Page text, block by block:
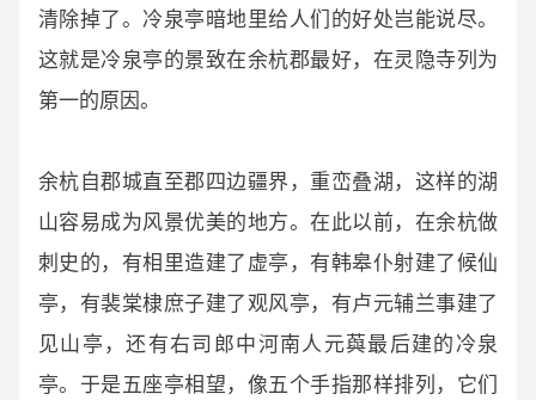
清除掉了。冷泉亭暗地里给人们的好处岂能说尽。
这就是冷泉亭的景致在余杭郡最好，在灵隐寺列为
第一的原因。
余杭自郡城直至郡四边疆界，重峦叠湖，这样的湖
山容易成为风景优美的地方。在此以前，在余杭做
刺史的，有相里造建了虚亭，有韩皋仆射建了候仙
亭，有裴棠棣庶子建了观风亭，有卢元辅兰事建了
见山亭，还有右司郎中河南人元藇最后建的冷泉
亭。于是五座亭相望，像五个手指那样排列，它们